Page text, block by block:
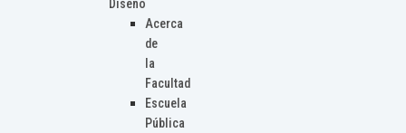
Diseño
Acerca
de
la
Facultad
Escuela
Pública